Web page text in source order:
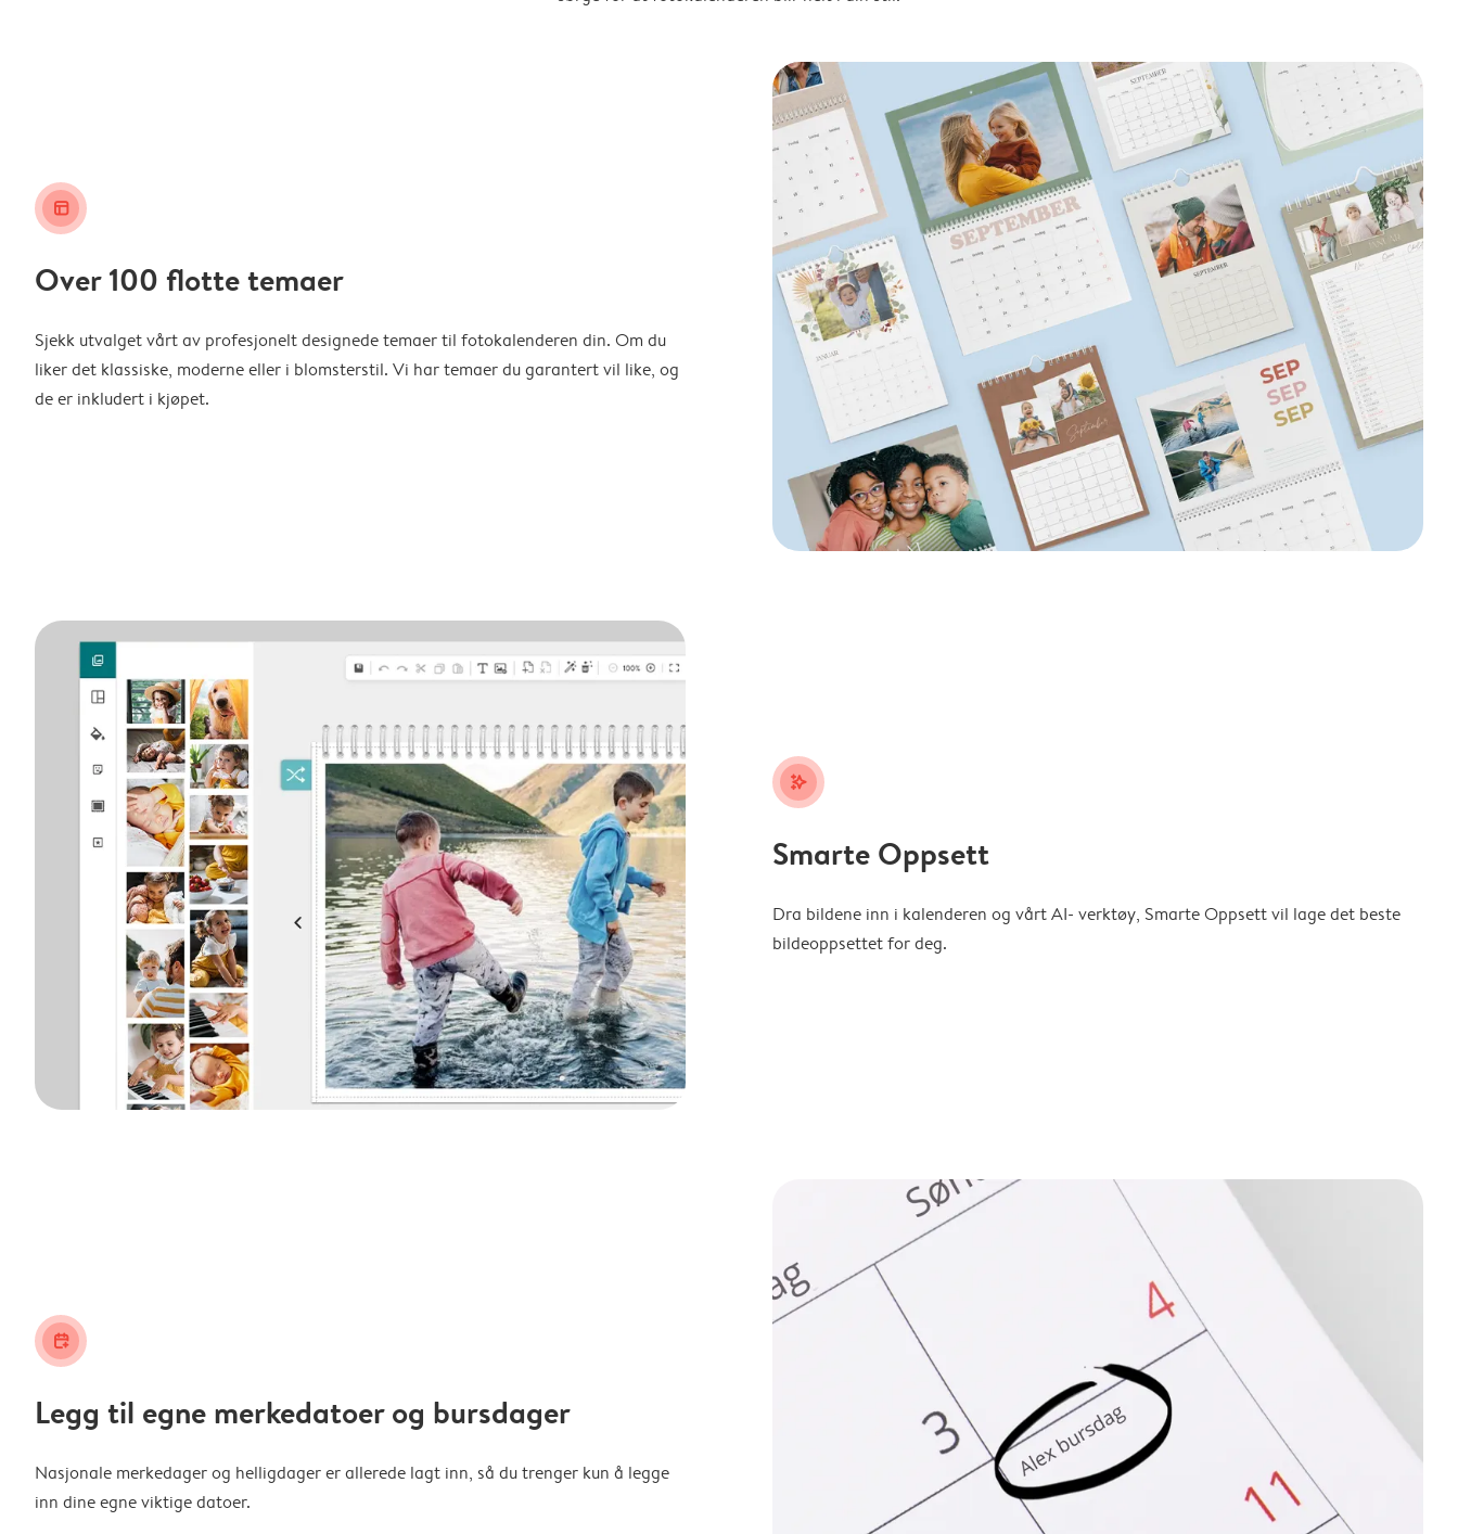
layout_alt
Over 100 flotte temaer
Sjekk utvalget vårt av profesjonelt designede temaer til fotokalenderen din. Om du
liker det klassiske, moderne eller i blomsterstil. Vi har temaer du garantert vil like, og
de er inkludert i kjøpet.
stars_plus
Smarte Oppsett
Dra bildene inn i kalenderen og vårt AI- verktøy, Smarte Oppsett vil lage det beste
bildeoppsettet for deg.
calendar_plus
Legg til egne merkedatoer og bursdager
Nasjonale merkedager og helligdager er allerede lagt inn, så du trenger kun å legge
inn dine egne viktige datoer.